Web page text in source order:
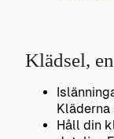
Klädsel,
Kläderna
Håll din